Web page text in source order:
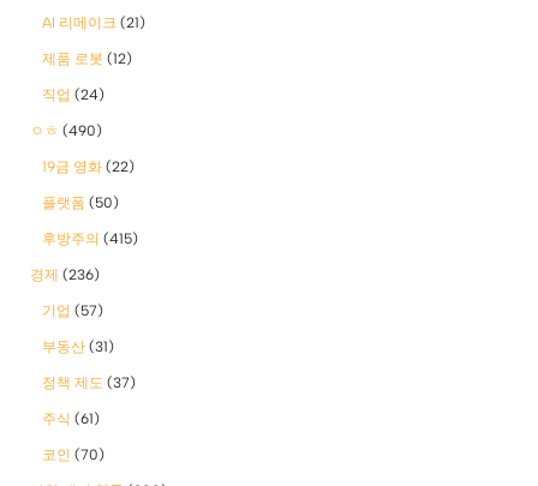
AI 리메이크 (21)
제품 로봇 (12)
직업 (24)
ㅇㅎ (490)
19금 영화 (22)
플랫폼 (50)
후방주의 (415)
경제 (236)
기업 (57)
부동산 (31)
정책 제도 (37)
주식 (61)
코인 (70)